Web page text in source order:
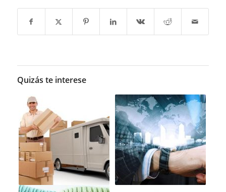
Quizás te interese